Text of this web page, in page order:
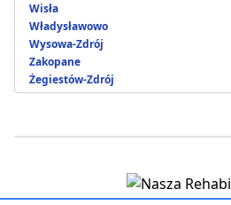
Wisła
Władysławowo
Wysowa-Zdrój
Zakopane
Żegiestów-Zdrój